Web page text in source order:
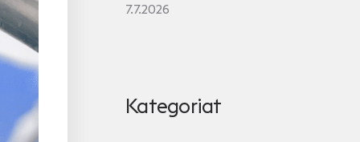
7.7.2026
Kategoriat